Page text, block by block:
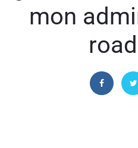
mon